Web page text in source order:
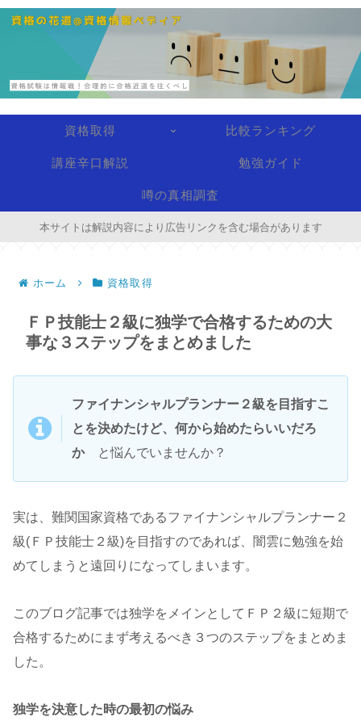
資格取得 比較ランキング
講座辛口解説 勉強ガイド
噂の真相調査
本サイトは解説内容により広告リンクを含む場合があります
ホーム 資格取得
ＦＰ技能士２級に独学で合格するための大
事な３ステップをまとめました
ファイナンシャルプランナー２級を目指すこ
とを決めたけど、何から始めたらいいだろ
かと悩んでいませんか？
実は、難関国家資格であるファイナンシャルプランナー２
級(ＦＰ技能士２級)を目指すのであれば、闇雲に勉強を始
めてしまうと遠回りになってしまいます。
このブログ記事では独学をメインとしてＦＰ２級に短期で
合格するためにまず考えるべき３つのステップをまとめま
した。
独学を決意した時の最初の悩み